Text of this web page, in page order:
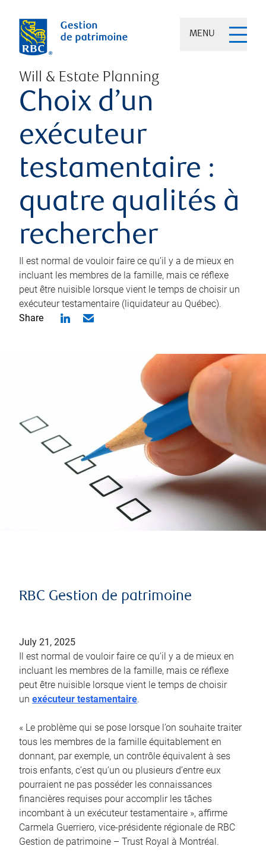
MENU
Will & Estate Planning
Choix d’un
exécuteur
testamentaire :
quatre qualités à
rechercher
Il est normal de vouloir faire ce qu’il y a de mieux en
incluant les membres de la famille, mais ce réflexe
peut être nuisible lorsque vient le temps de choisir un
exécuteur testamentaire (liquidateur au Québec).
Share
RBC Gestion de patrimoine
July 21, 2025
Il est normal de vouloir faire ce qu’il y a de mieux en
incluant les membres de la famille, mais ce réflexe
peut être nuisible lorsque vient le temps de choisir
un exécuteur testamentaire.
« Le problème qui se pose lorsque l’on souhaite traiter
tous les membres de la famille équitablement en
donnant, par exemple, un contrôle équivalent à ses
trois enfants, c’est qu’un ou plusieurs d’entre eux
pourraient ne pas posséder les connaissances
financières requises pour accomplir les tâches
incombant à un exécuteur testamentaire », affirme
Carmela Guerriero, vice-présidente régionale de RBC
Gestion de patrimoine – Trust Royal à Montréal.